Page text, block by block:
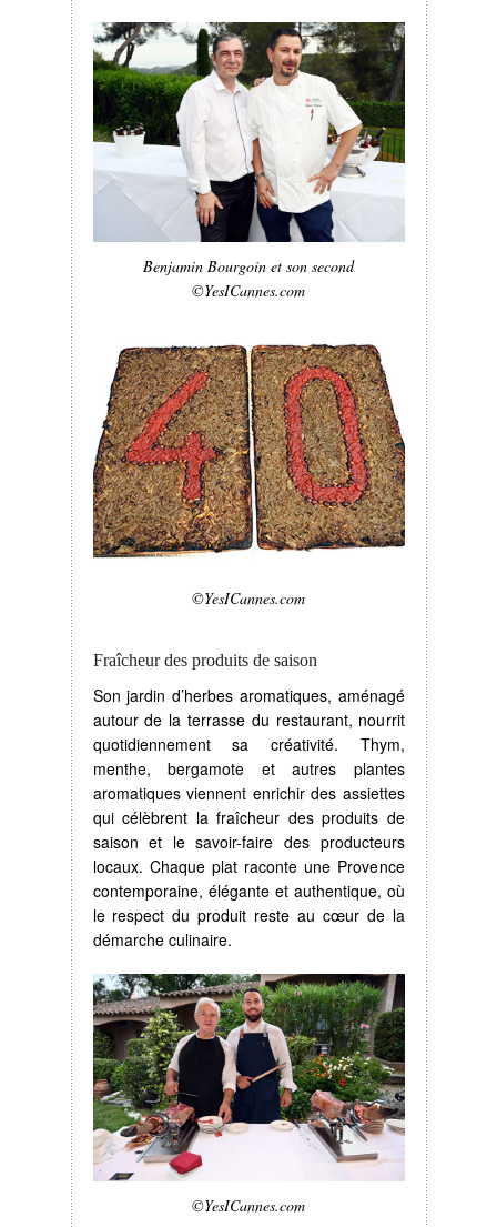
Benjamin Bourgoin et son second
©YesICannes.com
©YesICannes.com
Fraîcheur des produits de saison
Son jardin d’herbes aromatiques, aménagé
autour de la terrasse du restaurant, nourrit
quotidiennement sa créativité. Thym,
menthe, bergamote et autres plantes
aromatiques viennent enrichir des assiettes
qui célèbrent la fraîcheur des produits de
saison et le savoir-faire des producteurs
locaux. Chaque plat raconte une Provence
contemporaine, élégante et authentique, où
le respect du produit reste au cœur de la
démarche culinaire.
©YesICannes.com